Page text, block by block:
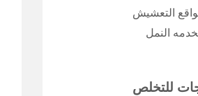
التعشيش
النمل
للتخلص